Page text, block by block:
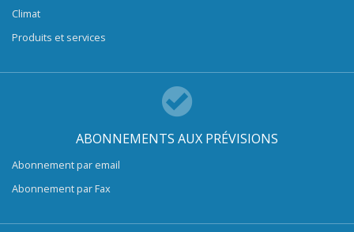
Climat
Produits et services
ABONNEMENTS AUX PRÉVISIONS
Abonnement par email
Abonnement par Fax